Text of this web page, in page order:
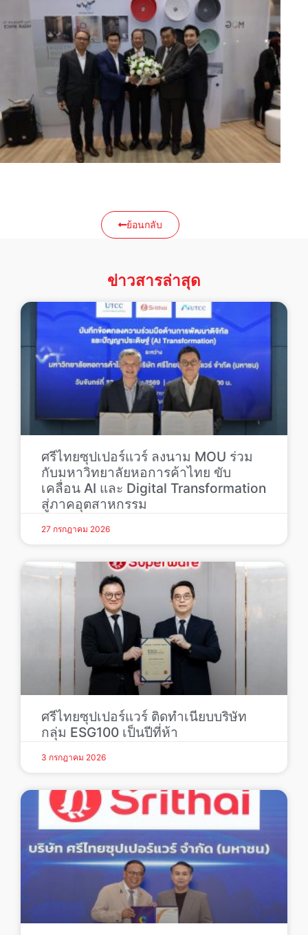
ย้อนกลับ
ข่าวสารล่าสุด
ศรีไทยซุปเปอร์แวร์ ลงนาม MOU ร่วม
กับมหาวิทยาลัยหอการค้าไทย ขับ
เคลื่อน AI และ Digital Transformation
สู่ภาคอุตสาหกรรม
27 กรกฎาคม 2026
ศรีไทยซุปเปอร์แวร์ ติดทำเนียบบริษัท
กลุ่ม ESG100 เป็นปีที่ห้า
3 กรกฎาคม 2026